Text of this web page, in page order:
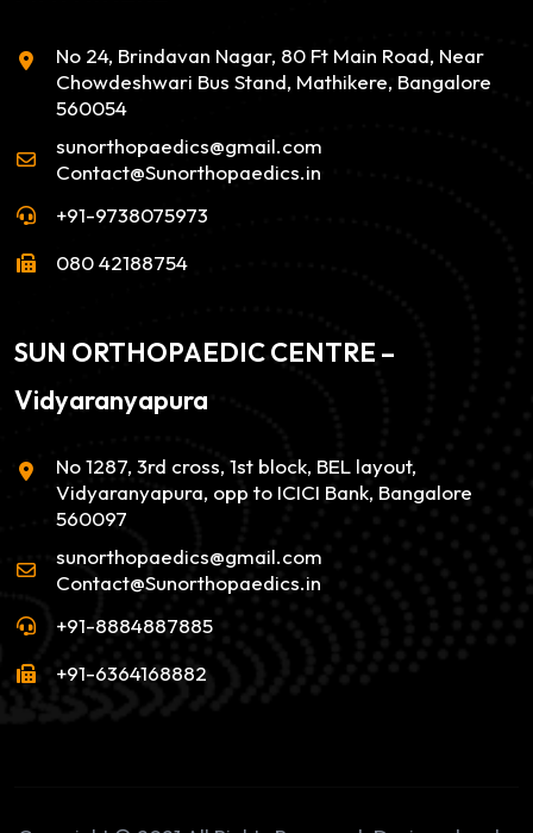
No 24, Brindavan Nagar, 80 Ft Main Road, Near
Chowdeshwari Bus Stand, Mathikere, Bangalore
560054
sunorthopaedics@gmail.com
Contact@Sunorthopaedics.in
+91-9738075973
080 42188754
SUN ORTHOPAEDIC CENTRE –
Vidyaranyapura
No 1287, 3rd cross, 1st block, BEL layout,
Vidyaranyapura, opp to ICICI Bank, Bangalore
560097
sunorthopaedics@gmail.com
Contact@Sunorthopaedics.in
+91-8884887885
+91-6364168882